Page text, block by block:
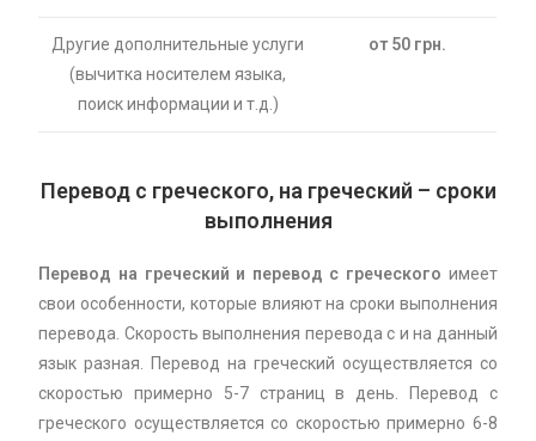
Другие дополнительные услуги
(вычитка носителем языка,
поиск информации и т.д.)
от 50 грн.
Перевод с греческого, на греческий – сроки
выполнения
Перевод на греческий и перевод с греческого имеет
свои особенности, которые влияют на сроки выполнения
перевода. Скорость выполнения перевода с и на данный
язык разная. Перевод на греческий осуществляется со
скоростью примерно 5-7 страниц в день. Перевод с
греческого осуществляется со скоростью примерно 6-8